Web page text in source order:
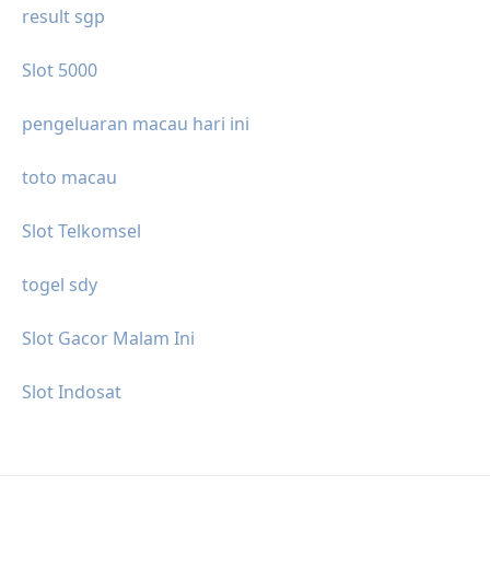
result sgp
Slot 5000
pengeluaran macau hari ini
toto macau
Slot Telkomsel
togel sdy
Slot Gacor Malam Ini
Slot Indosat